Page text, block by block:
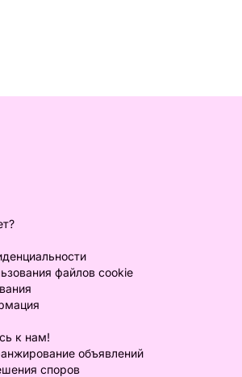
файлов cookie
к нам!
объявлений
споров